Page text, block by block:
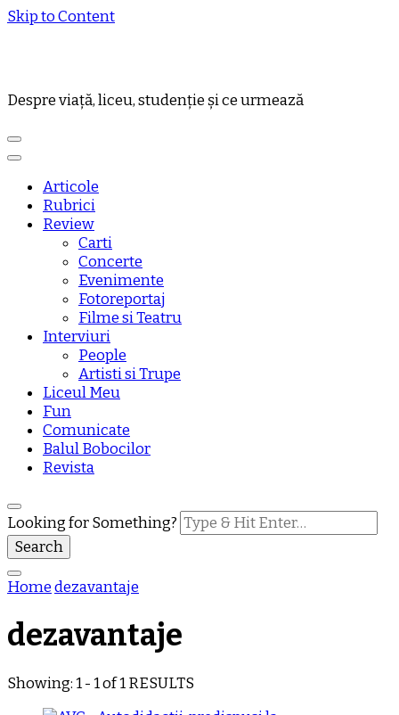
Skip to Content
Despre viață, liceu, studenție și ce urmează
Articole
Rubrici
Review
Carti
Concerte
Evenimente
Fotoreportaj
Filme si Teatru
Interviuri
People
Artisti si Trupe
Liceul Meu
Fun
Comunicate
Balul Bobocilor
Revista
Looking for Something?
Homedezavantaje
dezavantaje
Showing: 1 - 1 of 1 RESULTS